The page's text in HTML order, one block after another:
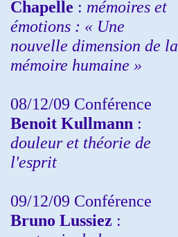
Chapelle : mémoires et
émotions : « Une
nouvelle dimension de la
mémoire humaine »
08/12/09 Conférence
Benoit Kullmann :
douleur et théorie de
l'esprit
09/12/09 Conférence
Bruno Lussiez :